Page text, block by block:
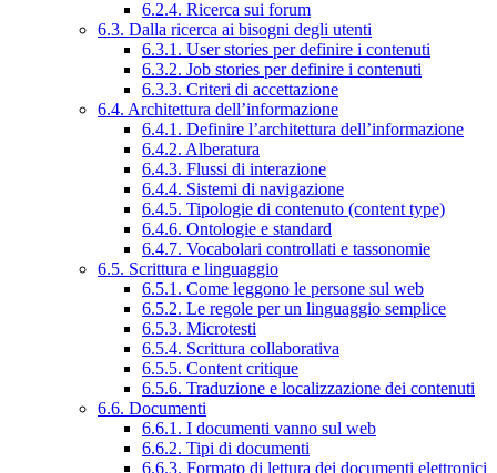
6.2.4. Ricerca sui forum
6.3. Dalla ricerca ai bisogni degli utenti
6.3.1. User stories per definire i contenuti
6.3.2. Job stories per definire i contenuti
6.3.3. Criteri di accettazione
6.4. Architettura dell’informazione
6.4.1. Definire l’architettura dell’informazione
6.4.2. Alberatura
6.4.3. Flussi di interazione
6.4.4. Sistemi di navigazione
6.4.5. Tipologie di contenuto (content type)
6.4.6. Ontologie e standard
6.4.7. Vocabolari controllati e tassonomie
6.5. Scrittura e linguaggio
6.5.1. Come leggono le persone sul web
6.5.2. Le regole per un linguaggio semplice
6.5.3. Microtesti
6.5.4. Scrittura collaborativa
6.5.5. Content critique
6.5.6. Traduzione e localizzazione dei contenuti
6.6. Documenti
6.6.1. I documenti vanno sul web
6.6.2. Tipi di documenti
6.6.3. Formato di lettura dei documenti elettronici